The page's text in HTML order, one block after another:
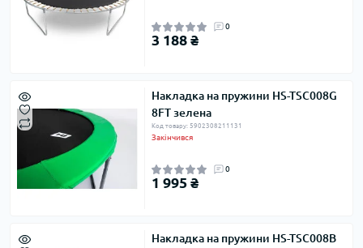
0
3 188 ₴
Накладка на пружини HS-TSC008G
8FT зелена
Код товару: 5902308211131
Закінчився
0
1 995 ₴
Накладка на пружини HS-TSC008B